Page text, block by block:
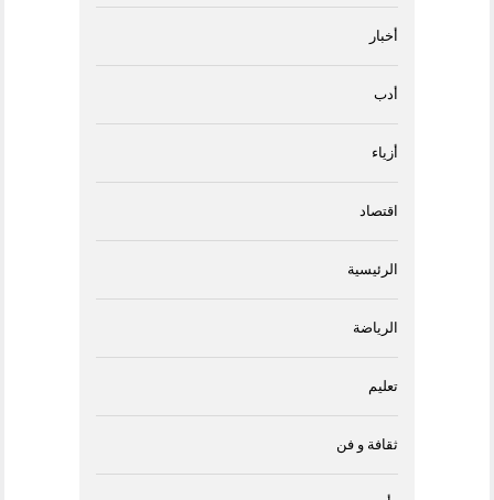
أخبار
أدب
أزياء
اقتصاد
الرئيسية
الرياضة
تعليم
ثقافة و فن